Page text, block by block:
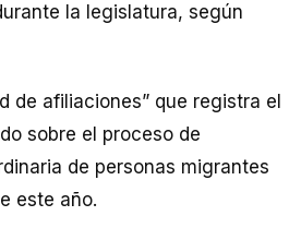
la legislatura, según
de afiliaciones” que registra el
sobre el proceso de
de personas migrantes
este año.